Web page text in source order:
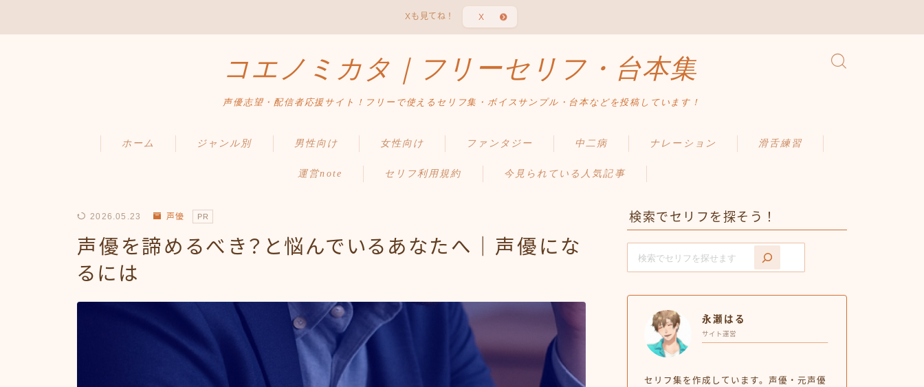
Xも見てね！ X
コエノミカタ｜フリーセリフ・台本集
声優志望・配信者応援サイト！フリーで使えるセリフ集・ボイスサンプル・台本などを投稿しています！
ホーム ジャンル別 男性向け 女性向け ファンタジー 中二病 ナレーション 滑舌練習
運営note セリフ利用規約 今見られている人気記事
2026.05.23 声優 PR
声優を諦めるべき？と悩んでいるあなたへ｜声優にな
るには
検索でセリフを探そう！
永瀬はる
サイト運営
セリフ集を作成しています。声優・元声優